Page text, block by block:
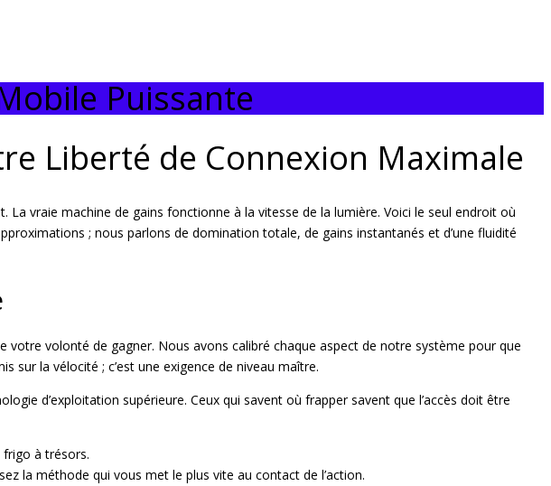
Puissante
Liberté de Connexion Maximale
vraie machine de gains fonctionne à la vitesse de la lumière. Voici le seul endroit où
; nous parlons de domination totale, de gains instantanés et d’une fluidité
volonté de gagner. Nous avons calibré chaque aspect de notre système pour que
sur la vélocité ; c’est une exigence de niveau maître.
d’exploitation supérieure. Ceux qui savent où frapper savent que l’accès doit être
frigo à trésors.
la méthode qui vous met le plus vite au contact de l’action.